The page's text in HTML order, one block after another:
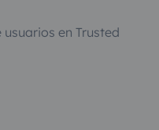
en Trusted